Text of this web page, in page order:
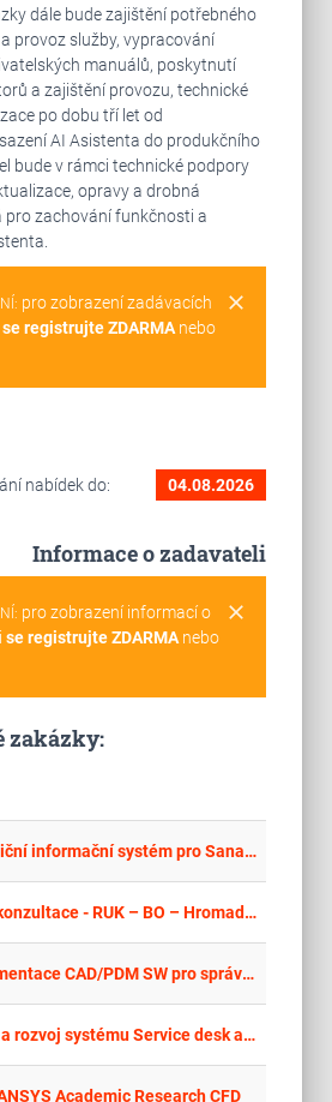
dále bude zajištění potřebného
provoz služby, vypracování
manuálů, poskytnutí
a zajištění provozu, technické
po dobu tří let od
AI Asistenta do produkčního
bude v rámci technické podpory
opravy a drobná
pro zachování funkčnosti a
clear
pro zobrazení zadávacích
se registrujte ZDARMAnebo
nabídek do: 04.08.2026
Informace o zadavateli
clear
pro zobrazení informací o
se registrujte ZDARMAnebo
zakázky:
Dočasný nemocniční informační systém pro Sanatorium Pálava
Předběžná tržní konzultace - RUK – BO – Hromadný svolávací a informační systém
Pořízení a implementace CAD/PDM SW pro správu a tvorbu technické dokumentace a výrobních dat
Pronájem, servis a rozvoj systému Service desk a CMDB
Academic Research CFD